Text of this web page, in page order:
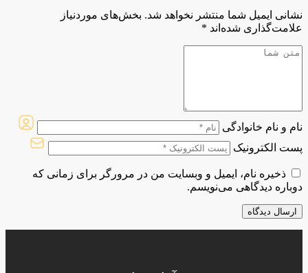
نشانی ایمیل شما منتشر نخواهد شد. بخش‌های موردنیاز
علامت‌گذاری شده‌اند *
نام و نام خانوادگی
پست الکترونیک
ذخیره نام، ایمیل و وبسایت من در مرورگر برای زمانی که
دوباره دیدگاهی می‌نویسم.